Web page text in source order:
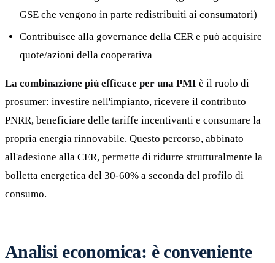
GSE che vengono in parte redistribuiti ai consumatori)
Contribuisce alla governance della CER e può acquisire
quote/azioni della cooperativa
La combinazione più efficace per una PMI è il ruolo di
prosumer: investire nell'impianto, ricevere il contributo
PNRR, beneficiare delle tariffe incentivanti e consumare la
propria energia rinnovabile. Questo percorso, abbinato
all'adesione alla CER, permette di ridurre strutturalmente la
bolletta energetica del 30-60% a seconda del profilo di
consumo.
Analisi economica: è conveniente